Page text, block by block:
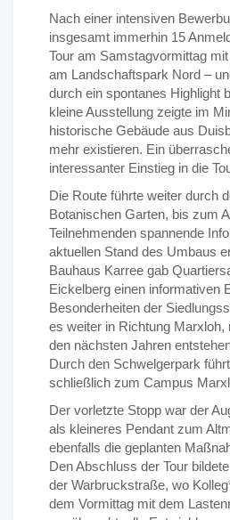
Nach einer intensiven
insgesamt immerhin 15
Tour am Samstagvormittag
am Landschaftspark Nord –
durch ein spontanes Highlight
kleine Ausstellung zeigte im
historische Gebäude aus
mehr existieren. Ein
interessanter Einstieg in die
Die Route führte weiter durch
Botanischen Garten, bis zum
Teilnehmenden spannende
aktuellen Stand des Umbaus
Bauhaus Karree gab
Eickelberg einen informativen
Besonderheiten der
es weiter in Richtung Marxloh,
den nächsten Jahren
Durch den Schwelgerpark
schließlich zum Campus
Der vorletzte Stopp war der
als kleineres Pendant zum
ebenfalls die geplanten
Den Abschluss der Tour
der Warbruckstraße, wo
dem Vormittag mit dem